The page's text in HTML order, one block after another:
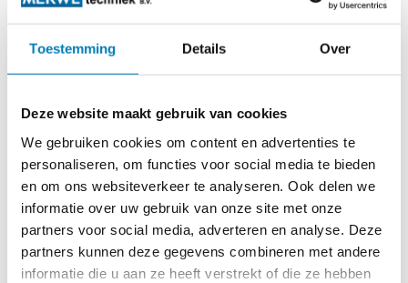
Toestemming Details Over
Deze website maakt gebruik van cookies
We gebruiken cookies om content en advertenties te
personaliseren, om functies voor social media te bieden
en om ons websiteverkeer te analyseren. Ook delen we
informatie over uw gebruik van onze site met onze
partners voor social media, adverteren en analyse. Deze
partners kunnen deze gegevens combineren met andere
informatie die u aan ze heeft verstrekt of die ze hebben
De spanningsindicator type SPA, kan toegepast worden in
5 kV – 36 kV. De functie is het permanent monitoren van de
aanwezigheid van spanning van geleiders per fase via LED
een display getoond. De sensor van deze spanningsindicator
wordt gemonteerd op niet afgeschermde geleider. Een
hulpvoeding is hierbij noodzakelijk.
Bij bestelling dient u aan te geven of het portentiaal vrije
contact
als maak- of verbreekcontact uitgevoerd moet worden.